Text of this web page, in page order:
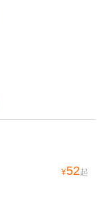
¥52起